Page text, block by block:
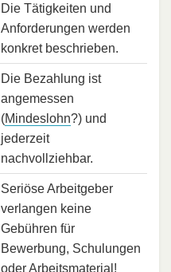
Die Tätigkeiten und
Anforderungen werden
konkret beschrieben.
Die Bezahlung ist
angemessen
(Mindeslohn?) und
jederzeit
nachvollziehbar.
Seriöse Arbeitgeber
verlangen keine
Gebühren für
Bewerbung, Schulungen
oder Arbeitsmaterial!